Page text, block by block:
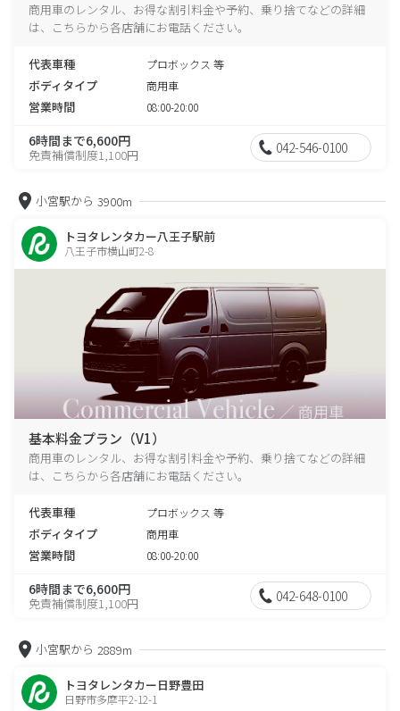
商用車のレンタル、お得な割引料金や予約、乗り捨てなどの詳細
は、こちらから各店舗にお電話ください。
代表車種 プロボックス 等
ボディタイプ 商用車
営業時間 08:00-20:00
6時間まで6,600円
免責補償制度1,100円 042-546-0100
小宮駅から 3900m
トヨタレンタカー八王子駅前
八王子市横山町2-8
基本料金プラン（V1）
商用車のレンタル、お得な割引料金や予約、乗り捨てなどの詳細
は、こちらから各店舗にお電話ください。
代表車種 プロボックス 等
ボディタイプ 商用車
営業時間 08:00-20:00
6時間まで6,600円
免責補償制度1,100円 042-648-0100
小宮駅から 2889m
トヨタレンタカー日野豊田
日野市多摩平2-12-1